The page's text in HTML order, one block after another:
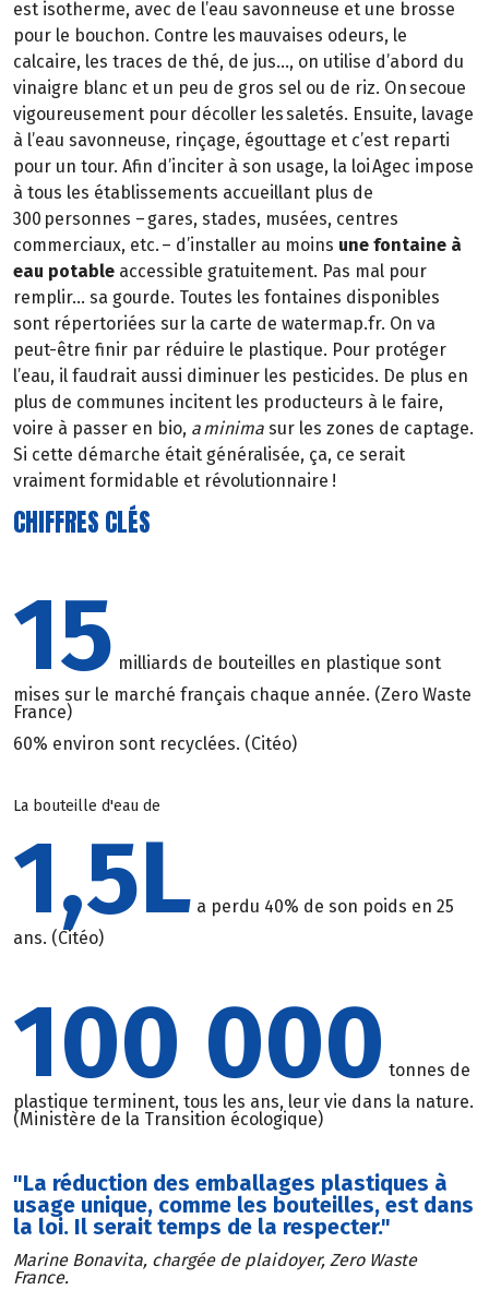
est isotherme, avec de l’eau savonneuse et une brosse
pour le bouchon. Contre les mauvaises odeurs, le
calcaire, les traces de thé, de jus…, on utilise d’abord du
vinaigre blanc et un peu de gros sel ou de riz. On secoue
vigoureusement pour décoller les saletés. Ensuite, lavage
à l’eau savonneuse, rinçage, égouttage et c’est reparti
pour un tour. Afin d’inciter à son usage, la loi Agec impose
à tous les établissements accueillant plus de
300 personnes – gares, stades, musées, centres
commerciaux, etc. – d’installer au moins une fontaine à
eau potable accessible gratuitement. Pas mal pour
remplir… sa gourde. Toutes les fontaines disponibles
sont répertoriées sur la carte de watermap.fr. On va
peut-être finir par réduire le plastique. Pour protéger
l’eau, il faudrait aussi diminuer les pesticides. De plus en
plus de communes incitent les producteurs à le faire,
voire à passer en bio, a minima sur les zones de captage.
Si cette démarche était généralisée, ça, ce serait
vraiment formidable et révolutionnaire !
CHIFFRES CLÉS
15 milliards de bouteilles en plastique sont
mises sur le marché français chaque année. (Zero Waste
France)
60% environ sont recyclées. (Citéo)
La bouteille d'eau de
1,5L a perdu 40% de son poids en 25
ans. (Citéo)
100 000 tonnes de
plastique terminent, tous les ans, leur vie dans la nature.
(Ministère de la Transition écologique)
"La réduction des emballages plastiques à
usage unique, comme les bouteilles, est dans
la loi. Il serait temps de la respecter."
Marine Bonavita, chargée de plaidoyer, Zero Waste
France.